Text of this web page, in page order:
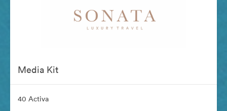
Media Kit
40 Activa